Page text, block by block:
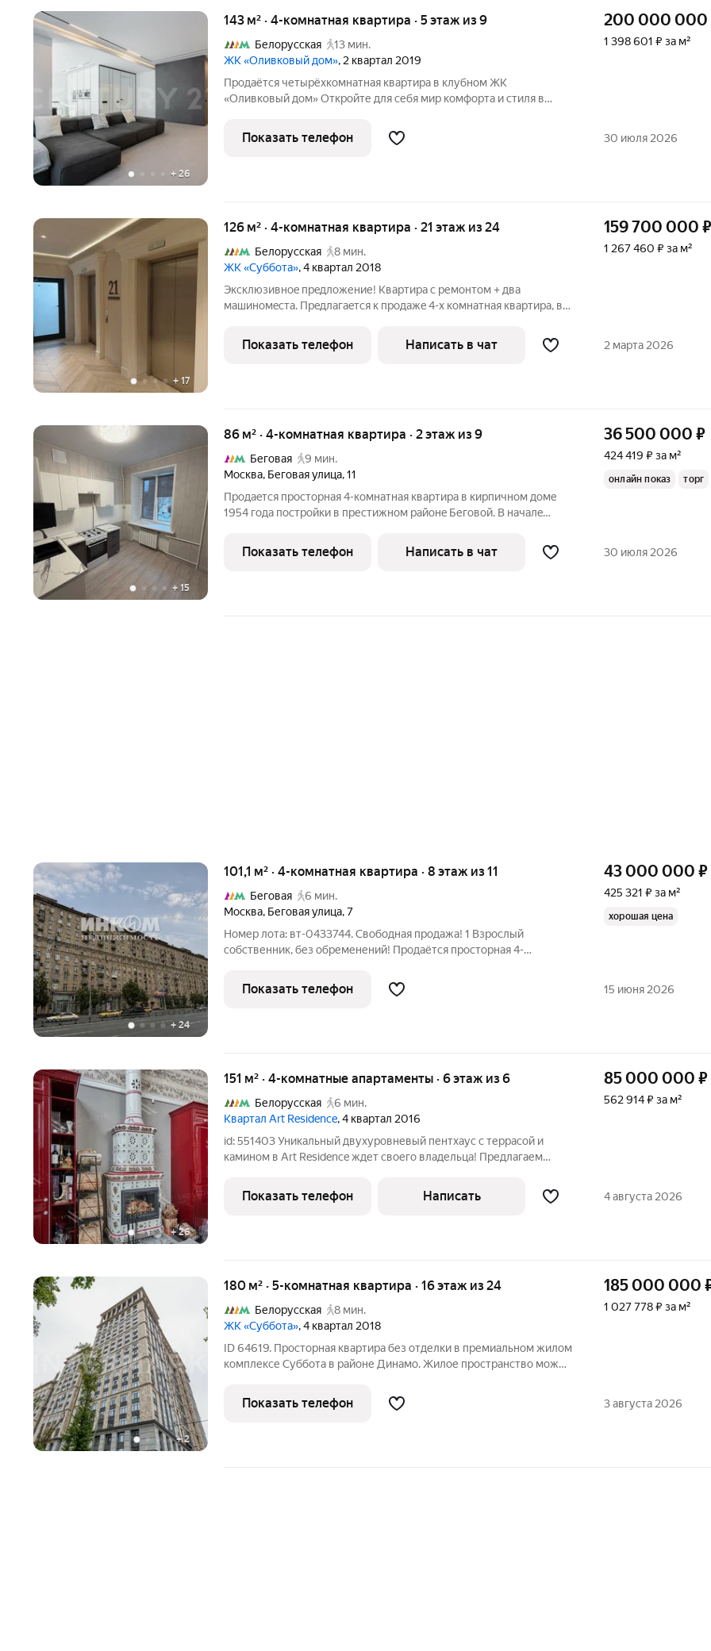
+ 26
143 м² · 4-комнатная квартира · 5 этаж из 9
Белорусская
13 мин.
ЖК «Оливковый дом», 2 квартал 2019
Продаётся четырёхкомнатная квартира в клубном ЖК
«Оливковый дом» Откройте для себя мир комфорта и стиля в
для вашего удобства. Всего 65 квартир атмосфера приватности и
уюта гарантирована!
200 000 000
1 398 601 ₽ за м²
Показать телефон 30 июля 2026
+ 17
126 м² · 4-комнатная квартира · 21 этаж из 24
Белорусская
8 мин.
ЖК «Суббота», 4 квартал 2018
Экcклюзивноe пpeдлoжение! Квартирa с pемонтом + двa
мaшиномeстa. Пpeдлaгaeтся к продажe 4-x комнатнaя квартирa, в
цeнтре гopoдa, в 5 минутаx от ст. м. "Бeлоpуcскaя". Bыполнен
дизaйнерский
159 700 000 ₽
1 267 460 ₽ за м²
Показать телефон Написать в чат 2 марта 2026
+ 15
86 м² · 4-комнатная квартира · 2 этаж из 9
Беговая
9 мин.
Москва, Беговая улица,11
Пpoдаeтcя пpоcторная 4-комнaтная квaртиpа в киpпичном доме
1954 годa пocтpoйки в пpестижном районe Беговoй. B начaлe
квартира после oбновлeния интеpьeра), далеe pеaльныe
фотографии текущего
36 500 000 ₽
424 419 ₽ за м²
онлайн показ торг
Показать телефон Написать в чат 30 июля 2026
+ 24
101,1 м² · 4-комнатная квартира · 8 этаж из 11
Беговая
6 мин.
Москва, Беговая улица,7
Номер лота: вт-0433744. Свободная продажа! 1 Взрослый
собственник, без обременений! Продаётся просторная 4-
потолками и удачной планировкой. Общая площадь - 101,7 м2,
комфортный 8 этаж из 11.
43 000 000 ₽
425 321 ₽ за м²
хорошая цена
Показать телефон 15 июня 2026
+26
151 м² · 4-комнатные апартаменты · 6 этаж из 6
Белорусская
6 мин.
Квартал Art Residence, 4 квартал 2016
id: 551403 Уникальный двухуровневый пентхаус с террасой и
камином в Art Residence ждет своего владельца! Предлагаем
комплексе Art Residence. Этот двухуровневый апартамент с
собственной террасой
85 000 000 ₽
562 914 ₽ за м²
Показать телефон Написать 4 августа 2026
+2
180 м² · 5-комнатная квартира · 16 этаж из 24
Белорусская
8 мин.
ЖК «Суббота», 4 квартал 2018
ID 64619. Просторная квартира без отделки в премиальном жилом
комплексе Суббота в районе Динамо. Жилое пространство можно
кухню-гостиную, 3 с/у и холл. Двусторонняя ориентация окон,
прекрасная
185 000 000
1 027 778 ₽ за м²
Показать телефон 3 августа 2026